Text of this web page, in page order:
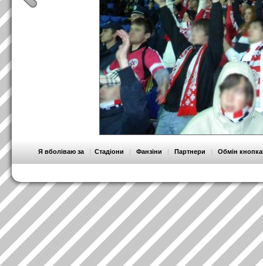
Я вболіваю за | Стадіони | Фанзіни | Партнери | Обмін